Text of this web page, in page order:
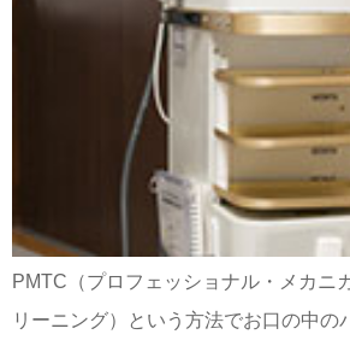
PMTC（プロフェッショナル・メカニ
リーニング）という方法でお口の中の